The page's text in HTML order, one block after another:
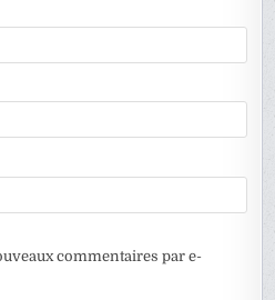
commentaires par e-